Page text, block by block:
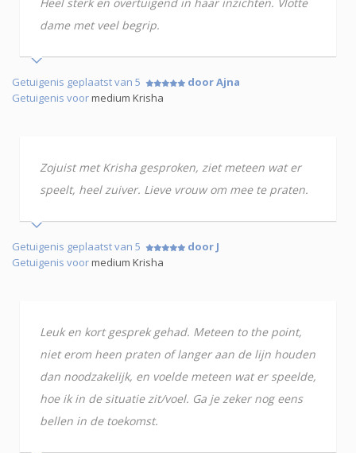
dame met veel begrip.
Getuigenis geplaatst van 5
door Ajna
Getuigenis voormedium Krisha
Zojuist met Krisha gesproken, ziet meteen wat er
speelt, heel zuiver. Lieve vrouw om mee te praten.
Getuigenis geplaatst van 5
door J
Getuigenis voormedium Krisha
Leuk en kort gesprek gehad. Meteen to the point,
niet erom heen praten of langer aan de lijn houden
dan noodzakelijk, en voelde meteen wat er speelde,
hoe ik in de situatie zit/voel. Ga je zeker nog eens
bellen in de toekomst.